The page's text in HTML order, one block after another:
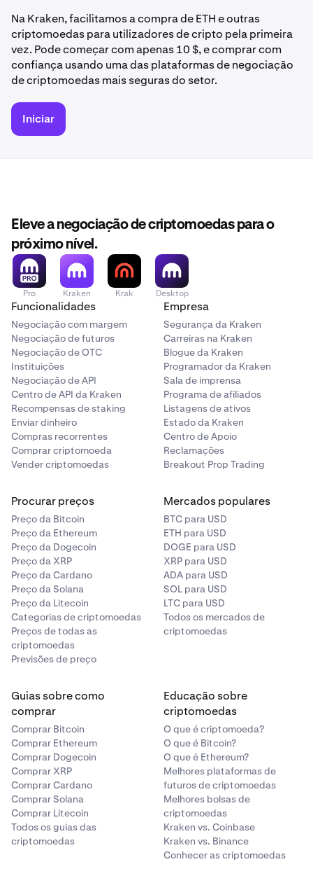
Na Kraken, facilitamos a compra de ETH e outras
criptomoedas para utilizadores de cripto pela primeira
vez. Pode começar com apenas 10 $, e comprar com
confiança usando uma das plataformas de negociação
de criptomoedas mais seguras do setor.
Iniciar
Eleve a negociação de criptomoedas para o
próximo nível.
Pro Kraken Krak Desktop
Funcionalidades
Negociação com margem
Negociação de futuros
Negociação de OTC
Instituições
Negociação de API
Centro de API da Kraken
Recompensas de staking
Enviar dinheiro
Compras recorrentes
Comprar criptomoeda
Vender criptomoedas
Empresa
Segurança da Kraken
Carreiras na Kraken
Blogue da Kraken
Programador da Kraken
Sala de imprensa
Programa de afiliados
Listagens de ativos
Estado da Kraken
Centro de Apoio
Reclamações
Breakout Prop Trading
Procurar preços
Preço da Bitcoin
Preço da Ethereum
Preço da Dogecoin
Preço da XRP
Preço da Cardano
Preço da Solana
Preço da Litecoin
Categorias de criptomoedas
Preços de todas as
criptomoedas
Previsões de preço
Mercados populares
BTC para USD
ETH para USD
DOGE para USD
XRP para USD
ADA para USD
SOL para USD
LTC para USD
Todos os mercados de
criptomoedas
Guias sobre como
comprar
Comprar Bitcoin
Comprar Ethereum
Comprar Dogecoin
Comprar XRP
Comprar Cardano
Comprar Solana
Comprar Litecoin
Todos os guias das
criptomoedas
Educação sobre
criptomoedas
O que é criptomoeda?
O que é Bitcoin?
O que é Ethereum?
Melhores plataformas de
futuros de criptomoedas
Melhores bolsas de
criptomoedas
Kraken vs. Coinbase
Kraken vs. Binance
Conhecer as criptomoedas